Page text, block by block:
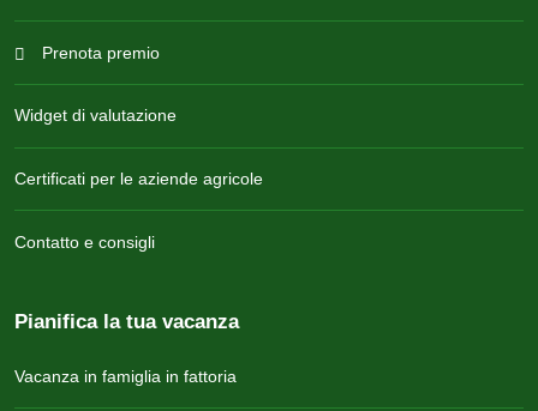
Prenota premio
Widget di valutazione
Certificati per le aziende agricole
Contatto e consigli
Pianifica la tua vacanza
Vacanza in famiglia in fattoria